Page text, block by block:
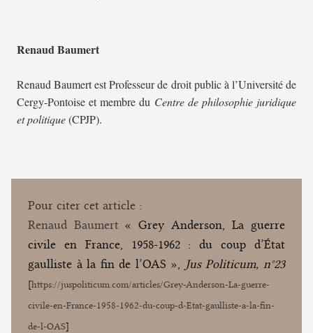
Renaud Baumert
Renaud Baumert est Professeur de droit public à l’Université de
Cergy-Pontoise et membre du Centre de philosophie juridique
et politique(CPJP).
Pour citer cet article :
Renaud Baumert « Grey Anderson, La guerre
civile en France, 1958-1962 : du coup d’État
gaulliste à la fin de l’OAS », Jus Politicum, n°23
[https://juspoliticum.com/articles/Grey-Anderson-La-guerre-
civile-en-France-1958-1962-du-coup-d-Etat-gaulliste-a-la-fin-
de-l-OAS]